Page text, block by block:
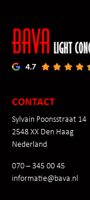
CONTACT
Sylvain Poonsstraat 14
2548 XX Den Haag
Nederland
070 – 345 00 45
informatie@bava.nl